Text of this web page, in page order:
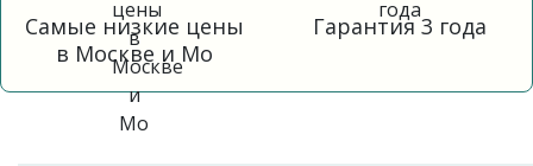
Самые низкие цены
в Москве и Мо
Гарантия 3 года